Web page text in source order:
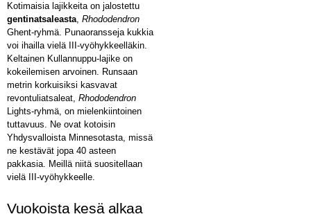
Kotimaisia lajikkeita on jalostettu
gentinatsaleasta, Rhododendron
Ghent-ryhmä. Punaoransseja kukkia
voi ihailla vielä III-vyöhykkeelläkin.
Keltainen Kullannuppu-lajike on
kokeilemisen arvoinen. Runsaan
metrin korkuisiksi kasvavat
revontuliatsaleat, Rhododendron
Lights-ryhmä, on mielenkiintoinen
tuttavuus. Ne ovat kotoisin
Yhdysvalloista Minnesotasta, missä
ne kestävät jopa 40 asteen
pakkasia. Meillä niitä suositellaan
vielä III-vyöhykkeelle.
Vuokoista kesä alkaa